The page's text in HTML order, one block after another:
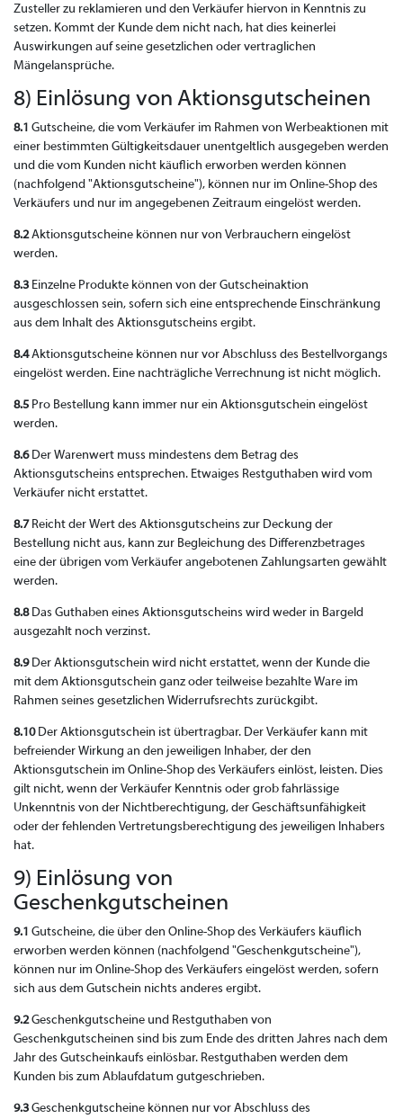
Zusteller zu reklamieren und den Verkäufer hiervon in Kenntnis zu
setzen. Kommt der Kunde dem nicht nach, hat dies keinerlei
Auswirkungen auf seine gesetzlichen oder vertraglichen
Mängelansprüche.
8) Einlösung von Aktionsgutscheinen
8.1 Gutscheine, die vom Verkäufer im Rahmen von Werbeaktionen mit
einer bestimmten Gültigkeitsdauer unentgeltlich ausgegeben werden
und die vom Kunden nicht käuflich erworben werden können
(nachfolgend "Aktionsgutscheine"), können nur im Online-Shop des
Verkäufers und nur im angegebenen Zeitraum eingelöst werden.
8.2Aktionsgutscheine können nur von Verbrauchern eingelöst
werden.
8.3 Einzelne Produkte können von der Gutscheinaktion
ausgeschlossen sein, sofern sich eine entsprechende Einschränkung
aus dem Inhalt des Aktionsgutscheins ergibt.
8.4Aktionsgutscheine können nur vor Abschluss des Bestellvorgangs
eingelöst werden. Eine nachträgliche Verrechnung ist nicht möglich.
8.5 Pro Bestellung kann immer nur ein Aktionsgutschein eingelöst
werden.
8.6Der Warenwert muss mindestens dem Betrag des
Aktionsgutscheins entsprechen. Etwaiges Restguthaben wird vom
Verkäufer nicht erstattet.
8.7Reicht der Wert des Aktionsgutscheins zur Deckung der
Bestellung nicht aus, kann zur Begleichung des Differenzbetrages
eine der übrigen vom Verkäufer angebotenen Zahlungsarten gewählt
werden.
8.8Das Guthaben eines Aktionsgutscheins wird weder in Bargeld
ausgezahlt noch verzinst.
8.9Der Aktionsgutschein wird nicht erstattet, wenn der Kunde die
mit dem Aktionsgutschein ganz oder teilweise bezahlte Ware im
Rahmen seines gesetzlichen Widerrufsrechts zurückgibt.
8.10Der Aktionsgutschein ist übertragbar. Der Verkäufer kann mit
befreiender Wirkung an den jeweiligen Inhaber, der den
Aktionsgutschein im Online-Shop des Verkäufers einlöst, leisten. Dies
gilt nicht, wenn der Verkäufer Kenntnis oder grob fahrlässige
Unkenntnis von der Nichtberechtigung, der Geschäftsunfähigkeit
oder der fehlenden Vertretungsberechtigung des jeweiligen Inhabers
hat.
9) Einlösung von
Geschenkgutscheinen
9.1 Gutscheine, die über den Online-Shop des Verkäufers käuflich
erworben werden können (nachfolgend "Geschenkgutscheine"),
können nur im Online-Shop des Verkäufers eingelöst werden, sofern
sich aus dem Gutschein nichts anderes ergibt.
9.2Geschenkgutscheine und Restguthaben von
Geschenkgutscheinen sind bis zum Ende des dritten Jahres nach dem
Jahr des Gutscheinkaufs einlösbar. Restguthaben werden dem
Kunden bis zum Ablaufdatum gutgeschrieben.
9.3 Geschenkgutscheine können nur vor Abschluss des